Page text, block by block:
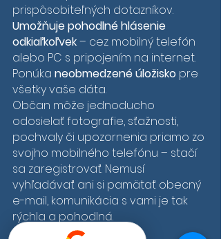
prispôsobiteľných dotazníkov.
Umožňuje pohodlné hlásenie
odkiaľkoľvek – cez mobilný telefón
alebo PC s pripojením na internet.
Ponúka neobmedzené úložisko pre
všetky vaše dáta.
Občan môže jednoducho
odosielať fotografie, sťažnosti,
pochvaly či upozornenia priamo zo
svojho mobilného telefónu – stačí
sa zaregistrovať. Nemusí
vyhľadávať ani si pamätať obecný
e-mail, komunikácia s vami je tak
rýchla a pohodlná.